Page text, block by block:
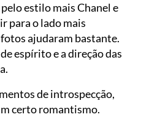
estilo mais Chanel e
para o lado mais
ajudaram bastante.
espírito e a direção das
de introspecção,
certo romantismo.